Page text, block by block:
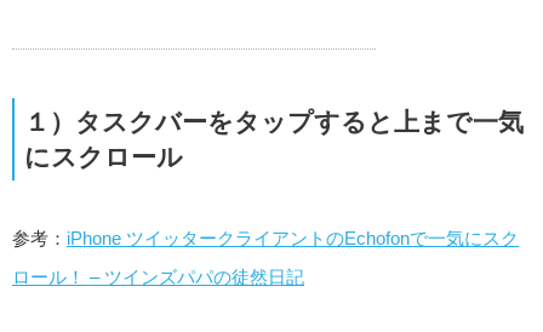
１）タスクバーをタップすると上まで一気
にスクロール
参考： iPhone ツイッタークライアントのEchofonで一気にスク
ロール！ – ツインズパパの徒然日記